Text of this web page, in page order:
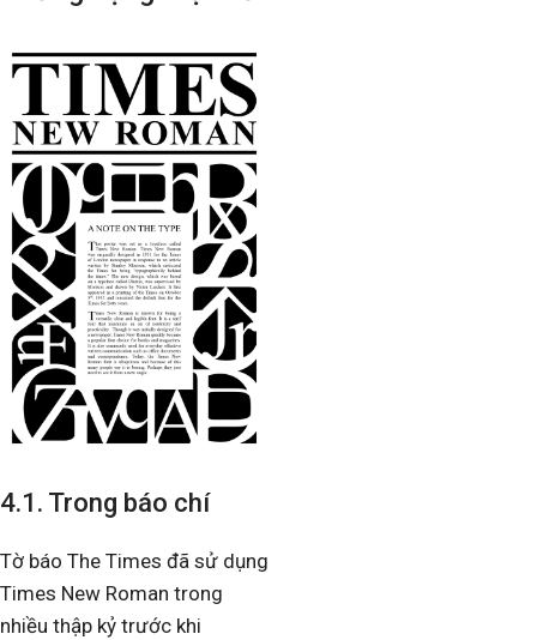
4.1. Trong báo chí
Tờ báo The Times đã sử dụng
Times New Roman trong
nhiều thập kỷ trước khi